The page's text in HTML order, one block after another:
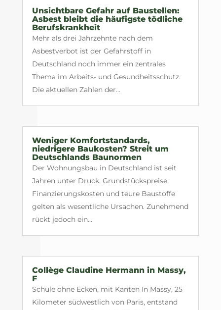
Unsichtbare Gefahr auf Baustellen:
Asbest bleibt die häufigste tödliche
Berufskrankheit
Mehr als drei Jahrzehnte nach dem
Asbestverbot ist der Gefahrstoff in
Deutschland noch immer ein zentrales
Thema im Arbeits- und Gesundheitsschutz.
Die aktuellen Zahlen der...
Weniger Komfortstandards,
niedrigere Baukosten? Streit um
Deutschlands Baunormen
Der Wohnungsbau in Deutschland ist seit
Jahren unter Druck. Grundstückspreise,
Finanzierungskosten und teure Baustoffe
gelten als wesentliche Ursachen. Zunehmend
rückt jedoch ein...
Collège Claudine Hermann in Massy,
F
Schule ohne Ecken, mit Kanten In Massy, 25
Kilometer südwestlich von Paris, entstand